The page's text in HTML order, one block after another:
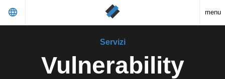
language menu
Servizi
Vulnerability